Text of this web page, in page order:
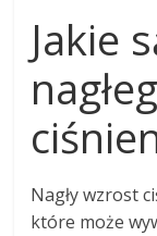
Jakie
Nagły wzrost
które może